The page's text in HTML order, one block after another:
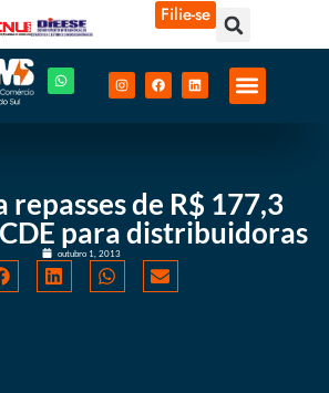
Filie-se
repasses de R$ 177,3
para distribuidoras
outubro 1, 2013